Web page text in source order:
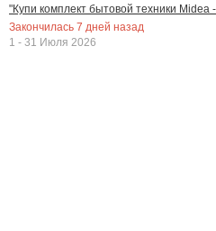
"Купи комплект бытовой техники Midea
Закончилась 7 дней назад
1 - 31 Июля 2026